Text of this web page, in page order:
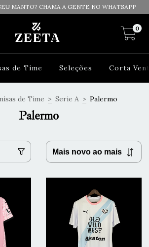
MANTO? CHAMA A GENTE NO WHATSAPP
0
de Time Seleções Corta
de Time > Serie A > Palermo
Palermo